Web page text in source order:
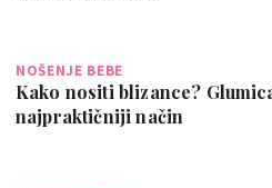
NOŠENJE BEBE
Kako nositi blizance?
najpraktičniji način